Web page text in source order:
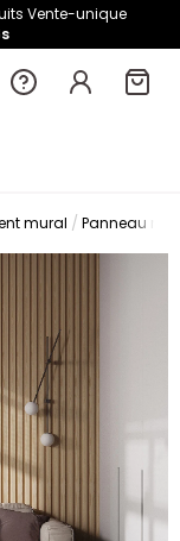
Vente-unique
mural Panneau